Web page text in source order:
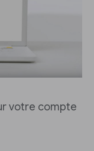
votre compte